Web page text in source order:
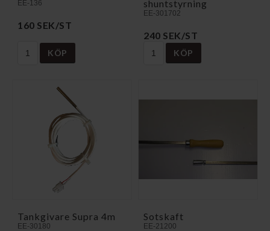
EE-136
160 SEK/ST
KÖP
shuntstyrning
EE-301702
240 SEK/ST
KÖP
Tankgivare Supra 4m
EE-30180
Sotskaft
EE-21200